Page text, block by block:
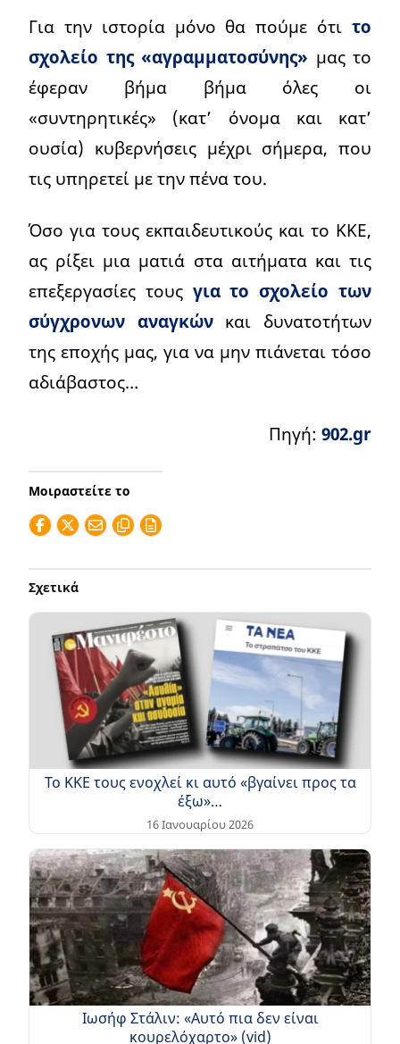
Για την ιστορία μόνο θα πούμε ότι το
σχολείο της «αγραμματοσύνης» μας το
έφεραν βήμα βήμα όλες οι
«συντηρητικές» (κατ’ όνομα και κατ’
ουσία) κυβερνήσεις μέχρι σήμερα, που
τις υπηρετεί με την πένα του.
Όσο για τους εκπαιδευτικούς και το ΚΚΕ,
ας ρίξει μια ματιά στα αιτήματα και τις
επεξεργασίες τους για το σχολείο των
σύγχρονων αναγκώνκαι δυνατοτήτων
της εποχής μας, για να μην πιάνεται τόσο
αδιάβαστος…
Πηγή: 902.gr
Μοιραστείτε το
Σχετικά
Το ΚΚΕ τους ενοχλεί κι αυτό «βγαίνει προς τα
έξω»…
16 Ιανουαρίου 2026
Ιωσήφ Στάλιν: «Αυτό πια δεν είναι
κουρελόχαρτο» (vid)